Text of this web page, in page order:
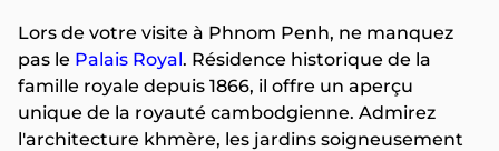
Lors de votre visite à Phnom Penh, ne manquez
pas le Palais Royal. Résidence historique de la
famille royale depuis 1866, il offre un aperçu
unique de la royauté cambodgienne. Admirez
l'architecture khmère, les jardins soigneusement